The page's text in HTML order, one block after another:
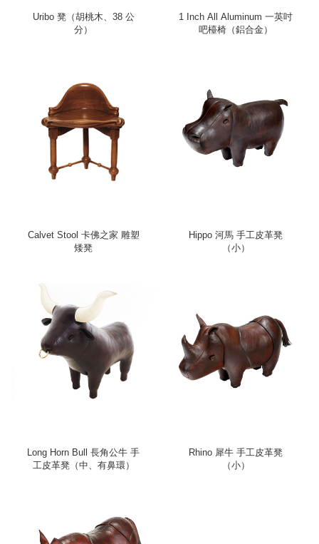
Uribo 凳（胡桃木、38 公
分）
1 Inch All Aluminum 一英吋
吧檯椅（鋁合金）
Calvet Stool 卡佛之家 雕塑
矮凳
Hippo 河馬 手工皮革凳
（小）
Long Horn Bull 長角公牛 手
工皮革凳（中、有鼻環）
Rhino 犀牛 手工皮革凳
（小）